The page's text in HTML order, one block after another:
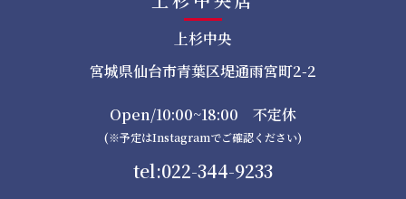
上杉中央
宮城県仙台市青葉区堤通雨宮町2-2
Open/10:00~18:00 不定休
(※予定はInstagramでご確認ください)
tel:022-344-9233